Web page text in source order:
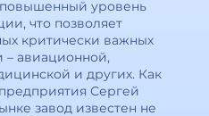
повышенный уровень
что позволяет
критически важных
– авиационной,
и других. Как
Сергей
завод известен не